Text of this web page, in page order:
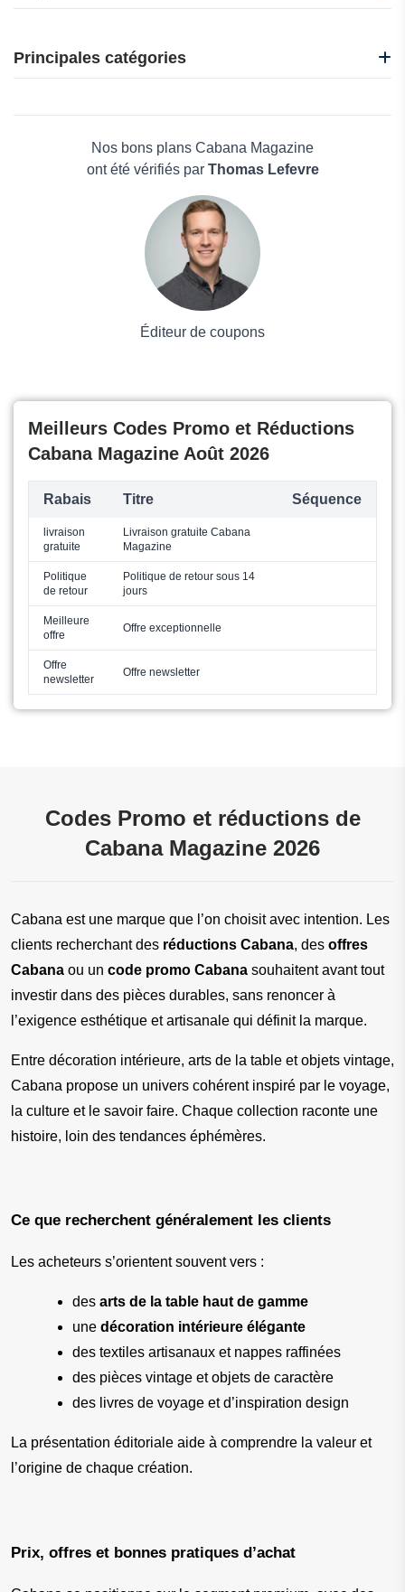
Gabiona
Garden of Life
Habitat et Jardin
Jardin Affaires
Principales catégories
Maison & Jardin
Boissons
Nos bons plans Cabana Magazine
ont été vérifiés par Thomas Lefevre
Éditeur de coupons
Meilleurs Codes Promo et Réductions
Cabana Magazine Août 2026
Rabais Titre Séquence
livraison
gratuite
Livraison gratuite Cabana
Magazine
Politique
de retour
Politique de retour sous 14
jours
Meilleure
offre
Offre exceptionnelle
Offre
newsletter
Offre newsletter
Codes Promo et réductions de
Cabana Magazine 2026
Cabana est une marque que l’on choisit avec intention. Les
clients recherchant des réductions Cabana, des offres
Cabana ou un code promo Cabana souhaitent avant tout
investir dans des pièces durables, sans renoncer à
l’exigence esthétique et artisanale qui définit la marque.
Entre décoration intérieure, arts de la table et objets vintage,
Cabana propose un univers cohérent inspiré par le voyage,
la culture et le savoir faire. Chaque collection raconte une
histoire, loin des tendances éphémères.
Ce que recherchent généralement les clients
Les acheteurs s’orientent souvent vers :
des arts de la table haut de gamme
une décoration intérieure élégante
des textiles artisanaux et nappes raffinées
des pièces vintage et objets de caractère
des livres de voyage et d’inspiration design
La présentation éditoriale aide à comprendre la valeur et
l’origine de chaque création.
Prix, offres et bonnes pratiques d’achat